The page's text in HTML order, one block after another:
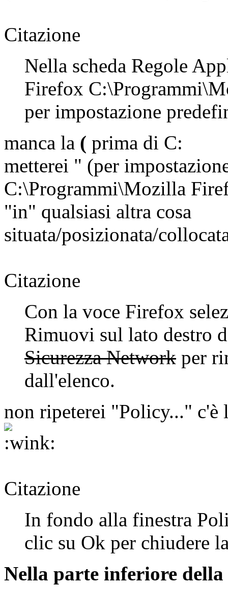
Citazione
Nella scheda Regole
Firefox
per impostazione
manca la ( prima di C:
metterei " (per
C:\Programmi\Mozilla
"in" qualsiasi altra cosa
situata/posizionata/
Citazione
Con la voce Firefox
Rimuovi sul lato destro
Sicurezza Network per
dall'elenco.
non ripeterei "Policy..." c'è
Citazione
In fondo alla finestra
clic su Ok per chiudere
Nella parte inferiore